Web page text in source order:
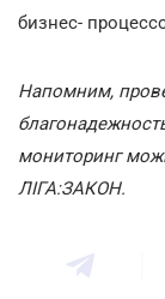
бизнес-
Напомним,
мониторинг
ЛІГА:ЗАКОН.